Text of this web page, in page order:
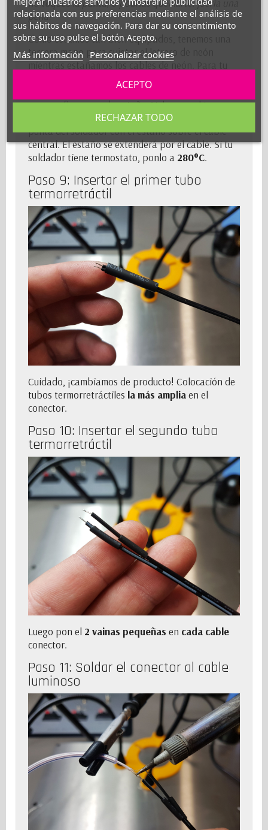
no toques la punta, o podrías quemarte. ¡Sería una
pena!
Como estamos tan bien equipados, tenemos una
tercera mano para sujetar el letrero de neón
mientras estañamos los cables de neón. Para tu
información, ésta es la definición del verbo
estañar: Cubrir (un metal, un utensilio metálico)
con una fina capa de estaño. Volvamos al tema:
para estañar los cables, basta con colocar la
punta del soldador con el estaño sobre el cable
central. El estaño se extenderá por el cable. Si tu
soldador tiene termostato, ponlo a 280°C.
Paso 9: Insertar el primer tubo
termorretráctil
Cuidado, ¡cambiamos de producto! Colocación de
tubos termorretráctiles la más ampliaen el
conector.
Paso 10: Insertar el segundo tubo
termorretráctil
Luego pon el 2 vainas pequeñas en cada cable
conector.
Paso 11: Soldar el conector al cable
luminoso
relacionada con sus preferencias mediante el análisis de
sus hábitos de navegación. Para dar su consentimiento
sobre su uso pulse el botón Acepto.
Más información Personalizar cookies
RECHAZAR TODO
ACEPTO